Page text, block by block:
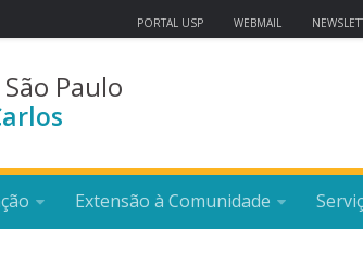
PORTAL USP WEBMAIL
Paulo
Extensão à Comunidade